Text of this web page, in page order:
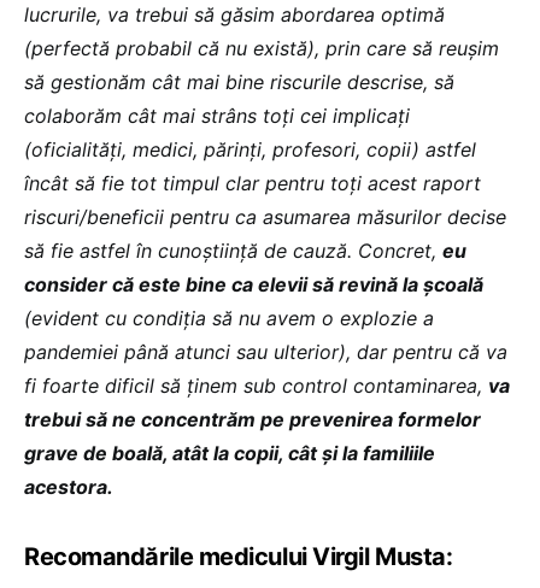
lucrurile, va trebui să găsim abordarea optimă
(perfectă probabil că nu există), prin care să reușim
să gestionăm cât mai bine riscurile descrise, să
colaborăm cât mai strâns toți cei implicați
(oficialități, medici, părinți, profesori, copii) astfel
încât să fie tot timpul clar pentru toți acest raport
riscuri/beneficii pentru ca asumarea măsurilor decise
să fie astfel în cunoștiință de cauză. Concret, eu
consider că este bine ca elevii să revină la școală
(evident cu condiția să nu avem o explozie a
pandemiei până atunci sau ulterior), dar pentru că va
fi foarte dificil să ținem sub control contaminarea, va
trebui să ne concentrăm pe prevenirea formelor
grave de boală, atât la copii, cât și la familiile
acestora.
Recomandările medicului Virgil Musta: